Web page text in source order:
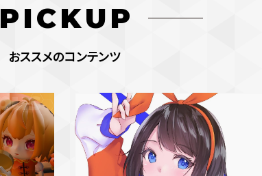
PICKUP
おススメのコンテンツ